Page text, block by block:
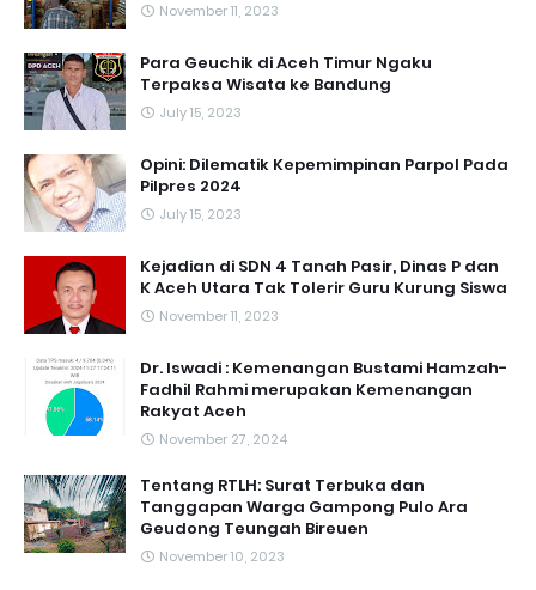
November 11, 2023
Para Geuchik di Aceh Timur Ngaku
Terpaksa Wisata ke Bandung
July 15, 2023
Opini: Dilematik Kepemimpinan Parpol Pada
Pilpres 2024
July 15, 2023
Kejadian di SDN 4 Tanah Pasir, Dinas P dan
K Aceh Utara Tak Tolerir Guru Kurung Siswa
November 11, 2023
Dr. Iswadi : Kemenangan Bustami Hamzah-
Fadhil Rahmi merupakan Kemenangan
Rakyat Aceh
November 27, 2024
Tentang RTLH: Surat Terbuka dan
Tanggapan Warga Gampong Pulo Ara
Geudong Teungah Bireuen
November 10, 2023